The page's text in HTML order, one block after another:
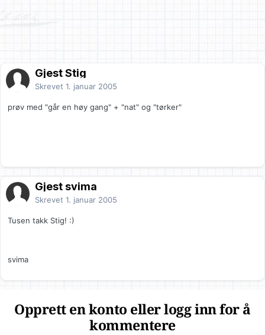
Gjest Stig
Skrevet 1. januar 2005
prøv med "går en høy gang" + "nat" og "tørker"
Gjest svima
Skrevet 1. januar 2005
Tusen takk Stig! :)
svima
Opprett en konto eller logg inn for å
kommentere